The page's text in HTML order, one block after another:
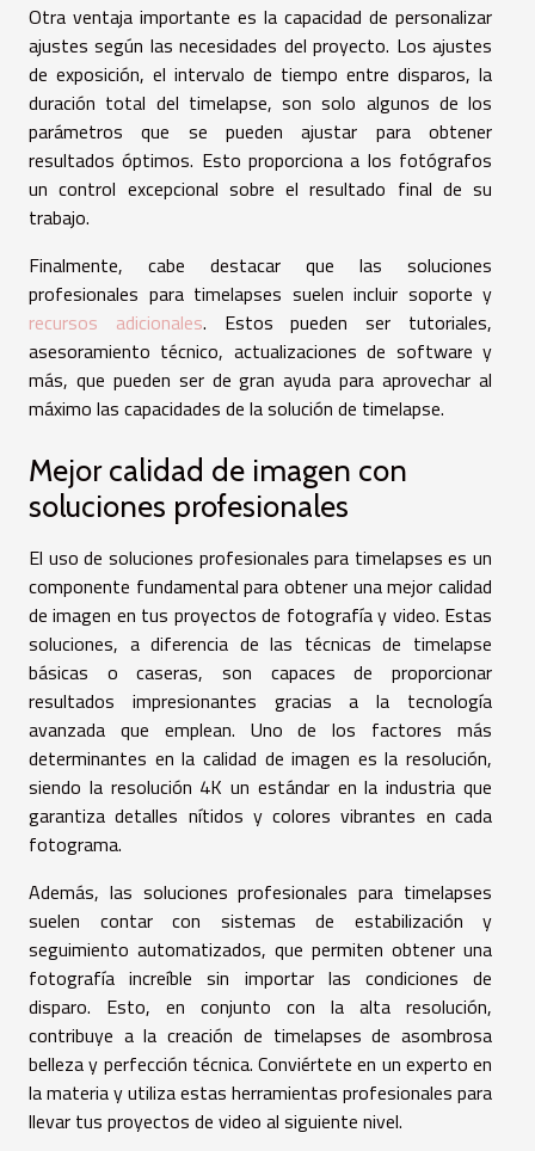
Otra ventaja importante es la capacidad de personalizar
ajustes según las necesidades del proyecto. Los ajustes
de exposición, el intervalo de tiempo entre disparos, la
duración total del timelapse, son solo algunos de los
parámetros que se pueden ajustar para obtener
resultados óptimos. Esto proporciona a los fotógrafos
un control excepcional sobre el resultado final de su
trabajo.
Finalmente, cabe destacar que las soluciones
profesionales para timelapses suelen incluir soporte y
recursos adicionales. Estos pueden ser tutoriales,
asesoramiento técnico, actualizaciones de software y
más, que pueden ser de gran ayuda para aprovechar al
máximo las capacidades de la solución de timelapse.
Mejor calidad de imagen con
soluciones profesionales
El uso de soluciones profesionales para timelapses es un
componente fundamental para obtener una mejor calidad
de imagen en tus proyectos de fotografía y video. Estas
soluciones, a diferencia de las técnicas de timelapse
básicas o caseras, son capaces de proporcionar
resultados impresionantes gracias a la tecnología
avanzada que emplean. Uno de los factores más
determinantes en la calidad de imagen es la resolución,
siendo la resolución 4K un estándar en la industria que
garantiza detalles nítidos y colores vibrantes en cada
fotograma.
Además, las soluciones profesionales para timelapses
suelen contar con sistemas de estabilización y
seguimiento automatizados, que permiten obtener una
fotografía increíble sin importar las condiciones de
disparo. Esto, en conjunto con la alta resolución,
contribuye a la creación de timelapses de asombrosa
belleza y perfección técnica. Conviértete en un experto en
la materia y utiliza estas herramientas profesionales para
llevar tus proyectos de video al siguiente nivel.